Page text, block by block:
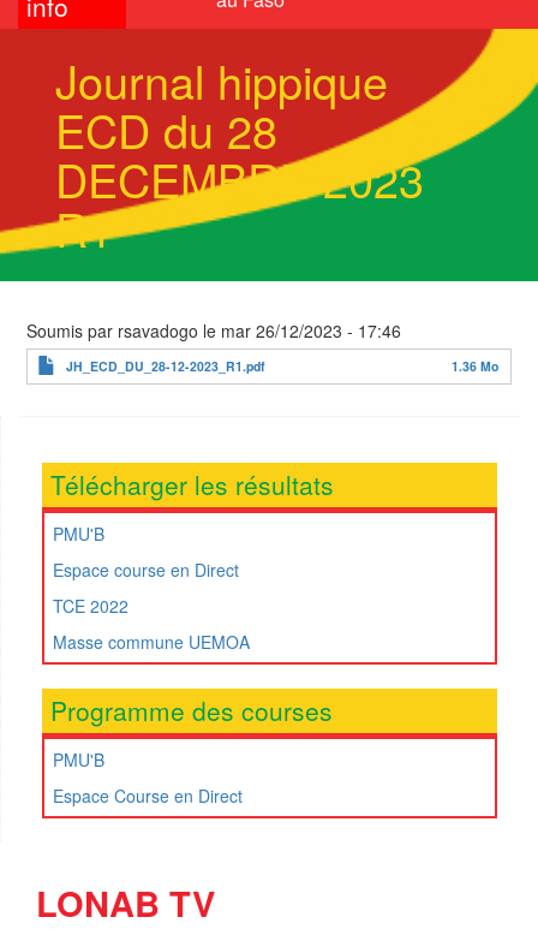
Journal hippique
ECD du 28
DECEMBRE 2023
R1
Soumis par rsavadogo le mar 26/12/2023 - 17:46
JH_ECD_DU_28-12-2023_R1.pdf 1.36 Mo
Télécharger les résultats
PMU'B
Espace course en Direct
TCE 2022
Masse commune UEMOA
Programme des courses
PMU'B
Espace Course en Direct
LONAB TV